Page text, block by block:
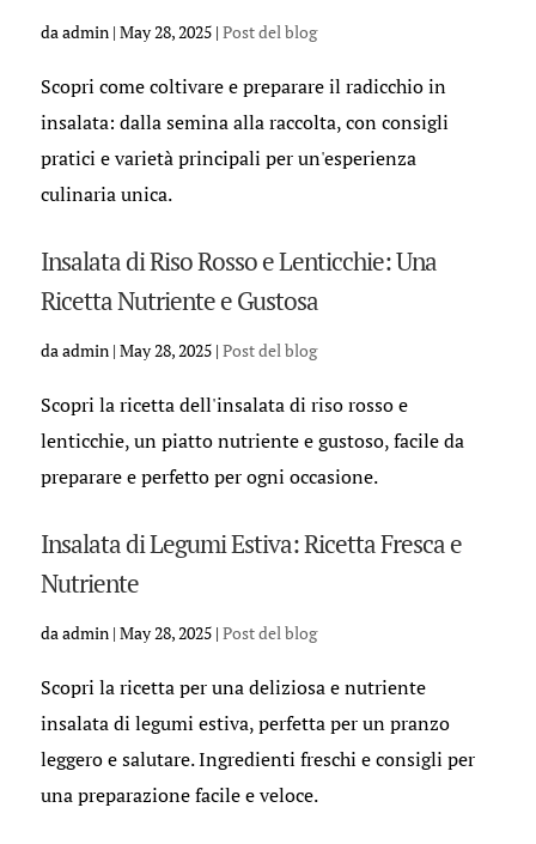
daadmin| May 28, 2025| Post del blog
Scopri come coltivare e preparare il radicchio in
insalata: dalla semina alla raccolta, con consigli
pratici e varietà principali per un'esperienza
culinaria unica.
Insalata di Riso Rosso e Lenticchie: Una
Ricetta Nutriente e Gustosa
daadmin| May 28, 2025| Post del blog
Scopri la ricetta dell'insalata di riso rosso e
lenticchie, un piatto nutriente e gustoso, facile da
preparare e perfetto per ogni occasione.
Insalata di Legumi Estiva: Ricetta Fresca e
Nutriente
daadmin| May 28, 2025| Post del blog
Scopri la ricetta per una deliziosa e nutriente
insalata di legumi estiva, perfetta per un pranzo
leggero e salutare. Ingredienti freschi e consigli per
una preparazione facile e veloce.